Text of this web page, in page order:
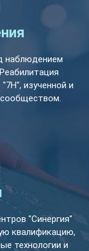
наблюдением
изученной и
"Синергия"
квалификацию,
технологии и